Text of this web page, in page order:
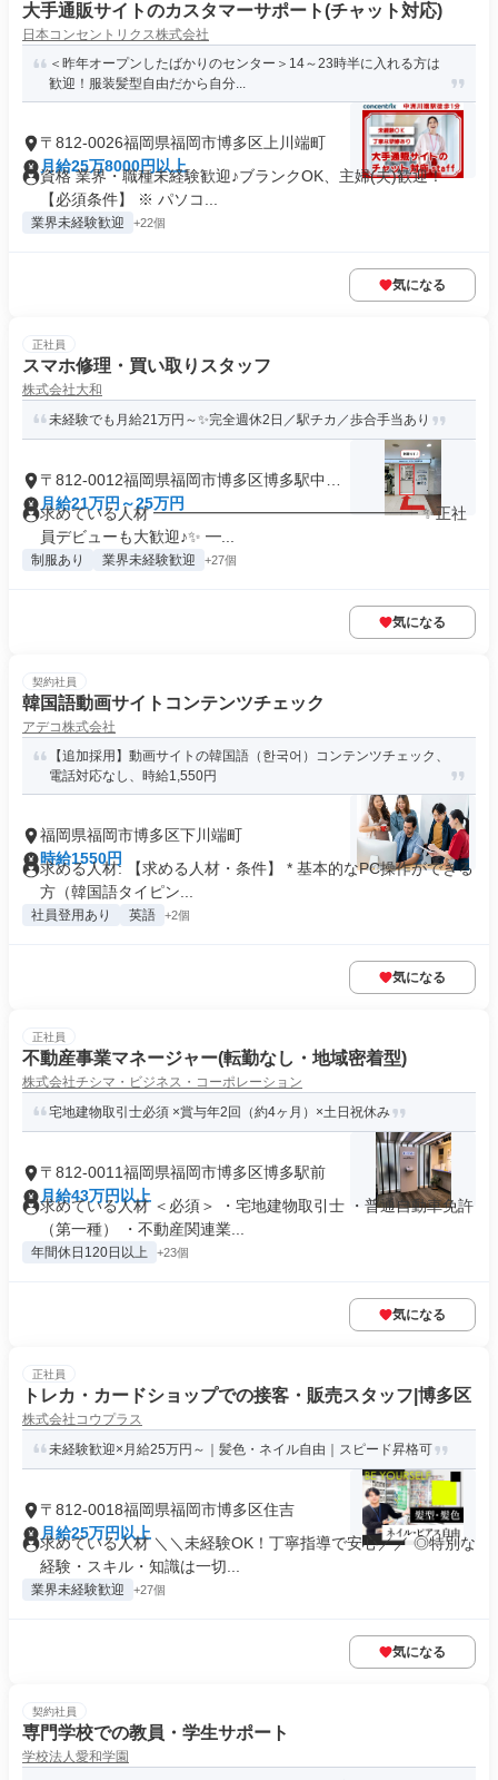
大手通販サイトのカスタマーサポート(チャット対応)
日本コンセントリクス株式会社
＜昨年オープンしたばかりのセンター＞14～23時半に入れる方は
歓迎！服装髪型自由だから自分...
〒812-0026福岡県福岡市博多区上川端町
月給25万8000円以上
資格 業界・職種未経験歓迎♪ブランクOK、主婦(夫)歓迎！
【必須条件】 ※ パソコ...
業界未経験歓迎 +22個
気になる
正社員
スマホ修理・買い取りスタッフ
株式会社大和
未経験でも月給21万円～✨完全週休2日／駅チカ／歩合手当あり
〒812-0012福岡県福岡市博多区博多駅中央
街
月給21万円～25万円
求めている人材 ━━━━━━━━━━━━━━━━━ ✨正社
員デビューも大歓迎♪✨ ━...
制服あり 業界未経験歓迎 +27個
気になる
契約社員
韓国語動画サイトコンテンツチェック
アデコ株式会社
【追加採用】動画サイトの韓国語（한국어）コンテンツチェック、
電話対応なし、時給1,550円
福岡県福岡市博多区下川端町
時給1550円
求める人材: 【求める人材・条件】 * 基本的なPC操作ができる
方（韓国語タイピン...
社員登用あり 英語 +2個
気になる
正社員
不動産事業マネージャー(転勤なし・地域密着型)
株式会社チシマ・ビジネス・コーポレーション
宅地建物取引士必須 ×賞与年2回（約4ヶ月）×土日祝休み
〒812-0011福岡県福岡市博多区博多駅前
月給43万円以上
求めている人材 ＜必須＞ ・宅地建物取引士 ・普通自動車免許
（第一種） ・不動産関連業...
年間休日120日以上 +23個
気になる
正社員
トレカ・カードショップでの接客・販売スタッフ|博多区
株式会社コウプラス
未経験歓迎×月給25万円～｜髪色・ネイル自由｜スピード昇格可
〒812-0018福岡県福岡市博多区住吉
月給25万円以上
求めている人材 ＼＼未経験OK！丁寧指導で安心／／ ◎特別な
経験・スキル・知識は一切...
業界未経験歓迎 +27個
気になる
契約社員
専門学校での教員・学生サポート
学校法人愛和学園